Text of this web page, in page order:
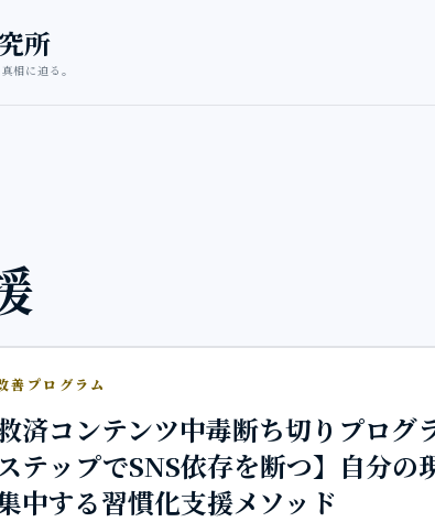
所
相に迫る。
善プログラム
済コンテンツ中毒断ち切りプログ
ステップでSNS依存を断つ】自分の
中する習慣化支援メソッド